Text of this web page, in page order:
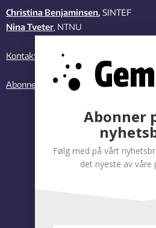
Christina Benjaminsen, SINTEF
Nina Tveter, NTNU
Kontakt oss
Abonner på vårt nyhetsbrev
Abonner
Følg med på vårt
det nyeste av våre